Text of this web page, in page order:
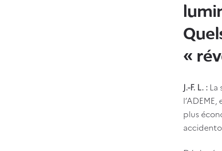
«
J.-F. L. : La
plus